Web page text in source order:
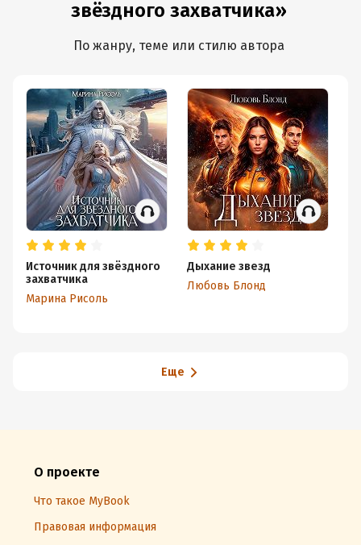
звёздного захватчика»
По жанру, теме или стилю автора
Источник для звёздного
захватчика
Марина Рисоль
Дыхание звезд
Любовь Блонд
Еще
О проекте
Что такое MyBook
Правовая информация